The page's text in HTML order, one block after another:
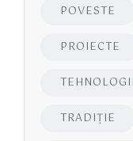
POVESTE
PROIECTE
TRADIȚIE